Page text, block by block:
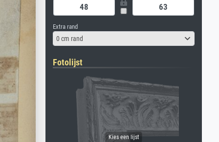
Extra rand
0 cm rand
Fotolijst